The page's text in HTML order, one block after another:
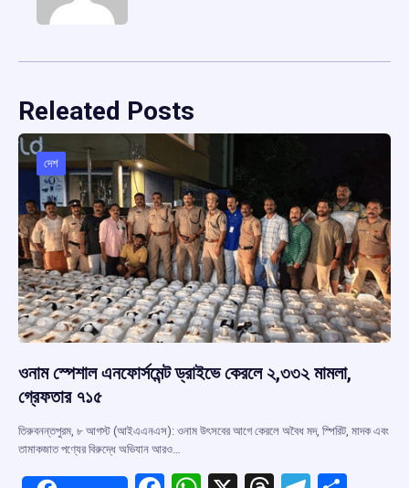
Releated Posts
দেশ
ওনাম স্পেশাল এনফোর্সমেন্ট ড্রাইভে কেরলে ২,৩৩২ মামলা,
গ্রেফতার ৭১৫
তিরুবনন্তপুরম, ৮ আগস্ট (আইএএনএস): ওনাম উৎসবের আগে কেরলে অবৈধ মদ, স্পিরিট, মাদক এবং
তামাকজাত পণ্যের বিরুদ্ধে অভিযান আরও…